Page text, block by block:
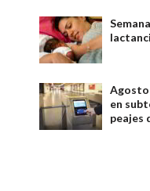
Agosto
en
peajes